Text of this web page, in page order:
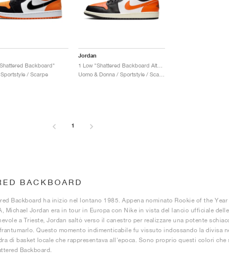
Backboard"
/ Scarpe
Jordan
1 Low "Shattered Backboard Alternate"
1
BACKBOARD
Backboard ha inizio nel lontano 1985. Appena nominato Rookie of the Year
Michael Jordan era in tour in Europa con Nike in vista del lancio ufficiale
a Trieste, Jordan saltò verso il canestro per realizzare una potente
Questo momento indimenticabile fu vissuto indossando la divisa
di basket locale che rappresentava all'epoca. Sono proprio questi colori che
Backboard.